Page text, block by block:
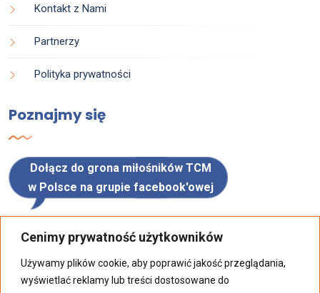
Cenimy prywatność użytkowników
Używamy plików cookie, aby poprawić jakość przeglądania,
wyświetlać reklamy lub treści dostosowane do
Kontakt z Nami
Partnerzy
Polityka prywatności
Poznajmy się
Dołącz do grona miłośników TCM
w Polsce na grupie facebook'owej
Polub nas na facebook'u, aby być
na bieżąco z aktualnościami